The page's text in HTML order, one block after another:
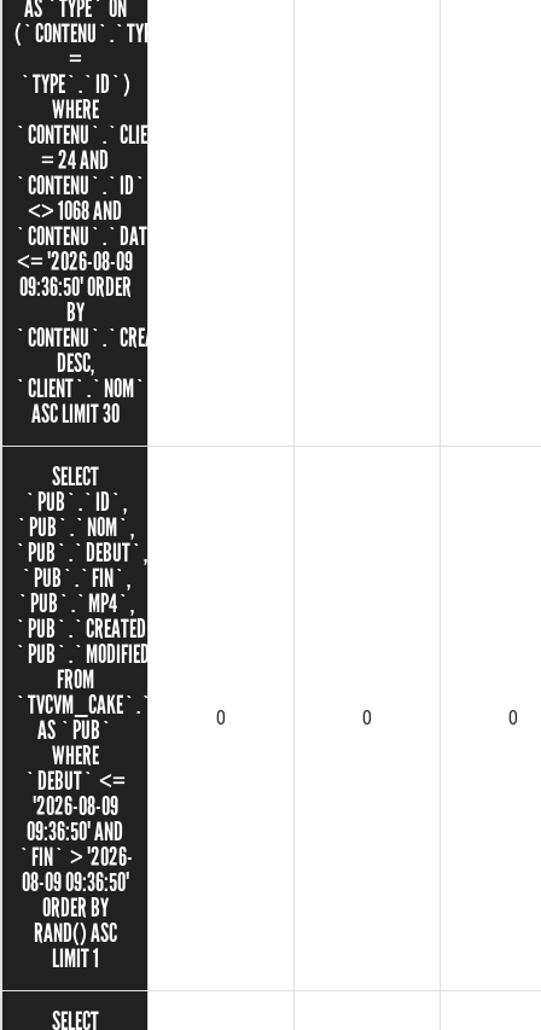
AS `TYPE` ON
(`CONTENU`.`TYPE_ID`
=
`TYPE`.`ID`)
WHERE
`CONTENU`.`CLIENT_ID`
= 24 AND
`CONTENU`.`ID`
<> 1068 AND
`CONTENU`.`DATE`
<= '2026-08-09
09:36:50' ORDER
BY
`CONTENU`.`CREATED`
DESC,
`CLIENT`.`NOM`
ASC LIMIT 30
SELECT
`PUB`.`ID`,
`PUB`.`NOM`,
`PUB`.`DEBUT`,
`PUB`.`FIN`,
`PUB`.`MP4`,
`PUB`.`CREATED`,
`PUB`.`MODIFIED`
FROM
`TVCVM_CAKE`.`PUBS`
AS `PUB`
WHERE
`DEBUT` <=
'2026-08-09
09:36:50' AND
`FIN` > '2026-
08-09 09:36:50'
ORDER BY
RAND() ASC
LIMIT 1
0 0 0
SELECT